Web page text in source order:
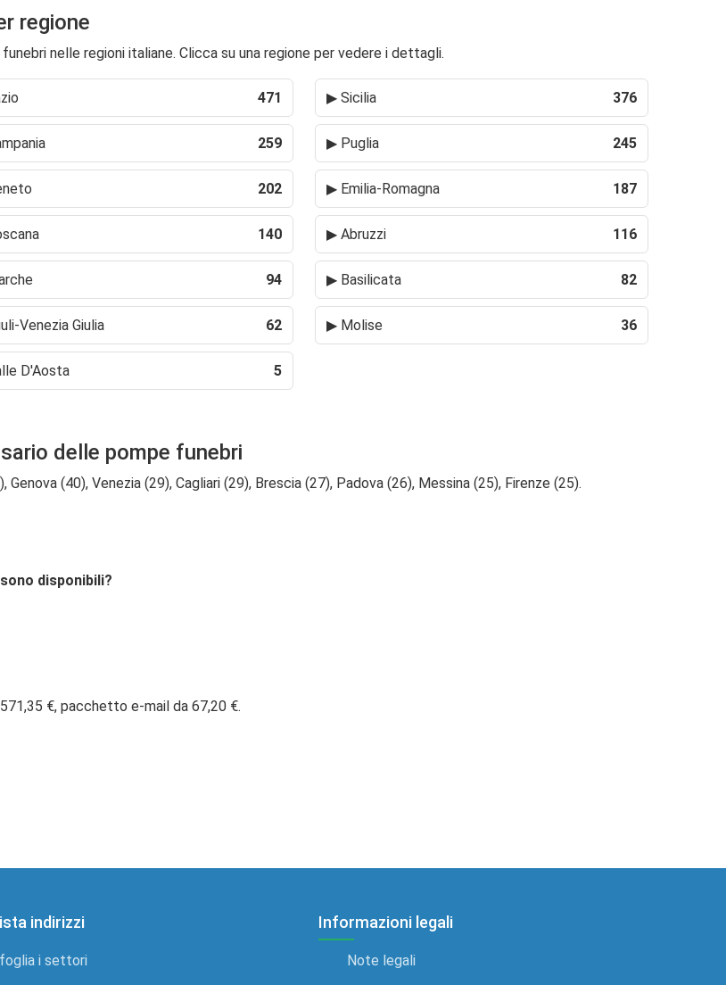
regione
nelle regioni italiane. Clicca su una regione per vedere i dettagli.
471 ▶ Sicilia 376
259 ▶ Puglia 245
202 ▶ Emilia-Romagna 187
140 ▶ Abruzzi 116
94 ▶ Basilicata 82
Venezia Giulia 62 ▶ Molise 36
D'Aosta 5
delle pompe funebri
(40), Venezia (29), Cagliari (29), Brescia (27), Padova (26), Messina (25), Firenze (25).
disponibili?
€, pacchetto e-mail da 67,20 €.
indirizzi
i settori
Informazioni legali
Note legali